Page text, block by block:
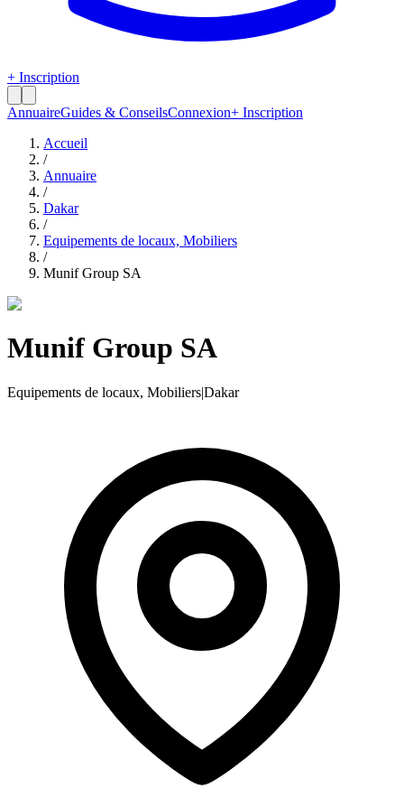
+ Inscription
AnnuaireGuides & ConseilsConnexion+ Inscription
Accueil
/
Annuaire
/
Dakar
/
Equipements de locaux, Mobiliers
/
Munif Group SA
Munif Group SA
Equipements de locaux, Mobiliers|Dakar